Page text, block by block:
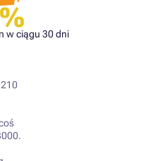
w ciągu 30 dni